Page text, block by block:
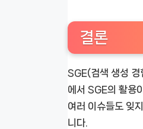
결론
SGE(검색 생성 경
에서 SGE의 활용
여러 이슈들도 잊
니다.